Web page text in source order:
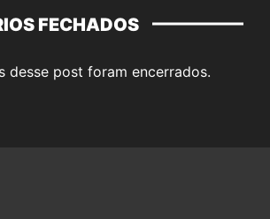
FECHADOS
desse post foram encerrados.